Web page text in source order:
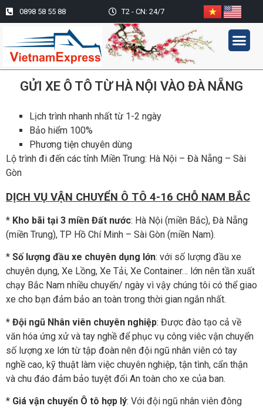
0898 58 55 88 T2 - CN: 24/7
GỬI XE Ô TÔ TỪ HÀ NỘI VÀO ĐÀ NẴNG
Lịch trình nhanh nhất từ 1-2 ngày
Bảo hiểm 100%
Phương tiện chuyên dùng
Lộ trình đi đến các tỉnh Miền Trung: Hà Nội – Đà Nẵng – Sài
Gòn
DỊCH VỤ VẬN CHUYỂN Ô TÔ 4-16 CHỖ NAM BẮC
* Kho bãi tại 3 miền Đất nước: Hà Nội (miền Bắc), Đà Nẵng
(miền Trung), TP Hồ Chí Minh – Sài Gòn (miền Nam).
* Số lượng đầu xe chuyên dụng lớn: với số lượng đầu xe
chuyên dụng, Xe Lồng, Xe Tải, Xe Container… lớn nên tần xuất
chạy Bắc Nam nhiều chuyến/ ngày vì vậy chúng tôi có thể giao
xe cho bạn đảm bảo an toàn trong thời gian ngắn nhất.
* Đội ngũ Nhân viên chuyên nghiệp: Được đào tạo cả về
văn hóa ứng xử và tay nghề để phục vụ công viêc vận chuyển
số lượng xe lớn từ tập đoàn nên đội ngũ nhân viên có tay
nghề cao, kỹ thuật làm việc chuyên nghiệp, tận tình, cẩn thận
và chu đáo đảm bảo tuyệt đối An toàn cho xe của ban.
* Giá vận chuyển Ô tô hợp lý: Với đội ngũ nhân viên đông